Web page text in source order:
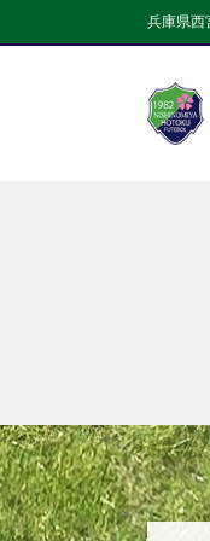
兵庫県西